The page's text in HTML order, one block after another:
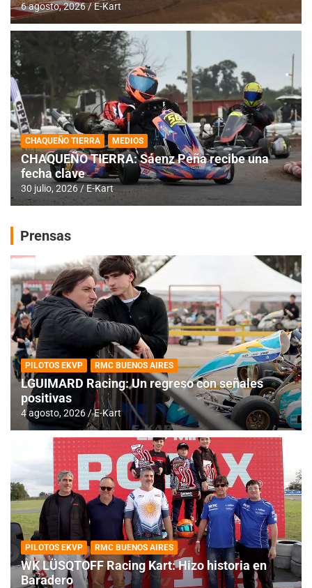
6 agosto, 2026 E-Kart
CHAQUEÑO TIERRA MEDIOS
CHAQUEÑO TIERRA: Sáenz Peña recibe una
fecha clave
30 julio, 2026 E-Kart
Prensas
PILOTOS EKVP RMC BUENOS AIRES
LGUIMARD Racing: Un regreso con señales
positivas
4 agosto, 2026 E-Kart
PILOTOS EKVP RMC BUENOS AIRES
WK LÜSQTOFF Racing Kart: Hizo historia en
Baradero